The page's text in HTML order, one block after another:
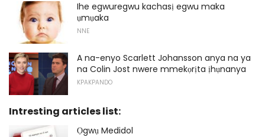
Ihe egwuregwu kachasị egwu maka
ụmụaka
NNE
A na-enyo Scarlett Johansson anya na ya
na Colin Jost nwere mmekọrịta ịhụnanya
KPAKPANDO
Intresting articles list:
Ọgwụ Medidol